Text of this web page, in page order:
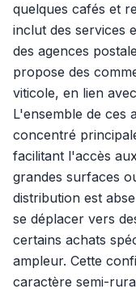
quelques cafés et
inclut des services
des agences
propose des
viticole, en lien
L'ensemble de ces
concentré
facilitant l'accès
grandes surfaces
distribution est
se déplacer vers
certains achats
ampleur. Cette
caractère semi-